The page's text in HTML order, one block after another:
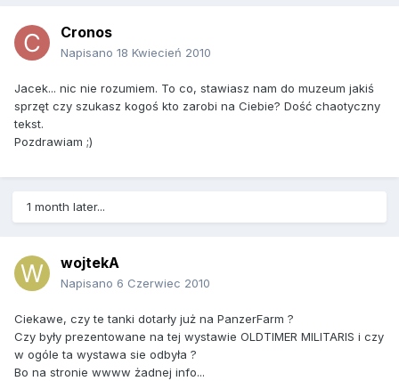
Cronos
Napisano 18 Kwiecień 2010
Jacek... nic nie rozumiem. To co, stawiasz nam do muzeum jakiś
sprzęt czy szukasz kogoś kto zarobi na Ciebie? Dość chaotyczny
tekst.
Pozdrawiam ;)
1 month later...
wojtekA
Napisano 6 Czerwiec 2010
Ciekawe, czy te tanki dotarły już na PanzerFarm ?
Czy były prezentowane na tej wystawie OLDTIMER MILITARIS i czy
w ogóle ta wystawa sie odbyła ?
Bo na stronie wwww żadnej info...